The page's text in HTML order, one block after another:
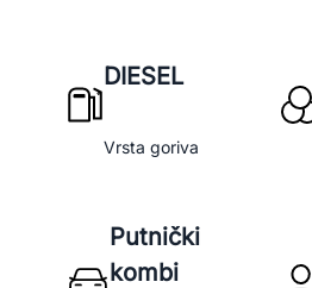
DIESEL
Vrsta goriva
Putnički
kombi